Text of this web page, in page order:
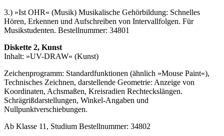
3.) »Ist OHR« (Musik) Musikalische Gehörbildung: Schnelles
Hören, Erkennen und Aufschreiben von Intervallfolgen. Für
Musikstudenten. Bestellnummer: 34801
Diskette 2, Kunst
Inhalt: »UV-DRAW« (Kunst)
Zeichenprogramm: Standardfunktionen (ähnlich »Mouse Paint«),
Technisches Zeichnen, darstellende Geometrie: Anzeige von
Koordinaten, Achsmaßen, Kreisradien Rechteckslängen.
Schrägrißdarstellungen, Winkel-Angaben und
Nullpunktverschiebungen.
Ab Klasse 11, Studium Bestellnummer: 34802